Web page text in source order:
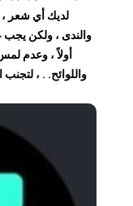
لديك أي شعر
والندى ، ولكن يجب
أولاً ، وعدم
واللوائح. . ،